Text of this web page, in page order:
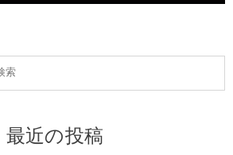
最近の投稿